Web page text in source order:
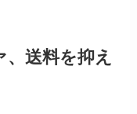
送料を抑え